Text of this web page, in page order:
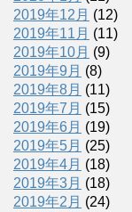
2019年12月 (12)
2019年11月 (11)
2019年10月 (9)
2019年9月 (8)
2019年8月 (11)
2019年7月 (15)
2019年6月 (19)
2019年5月 (25)
2019年4月 (18)
2019年3月 (18)
2019年2月 (24)